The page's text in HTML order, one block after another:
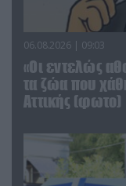
06.08.2026 | 09:03
«Οι εντελώς
τα ζώα που
Αττικής (φωτο)